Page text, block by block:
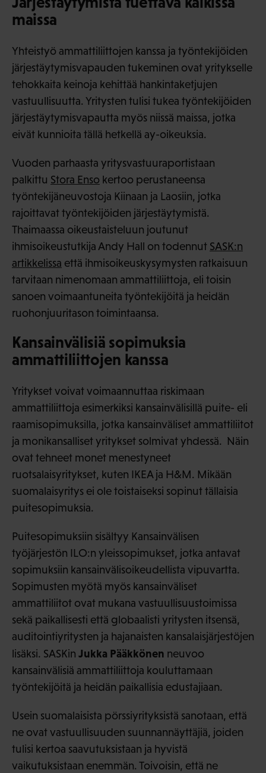
maissa
Yhteistyö ammattiliittojen kanssa ja työntekijöiden
järjestäytymisvapauden tukeminen ovat yritykselle
tehokkaita keinoja kehittää hankintaketjujen
vastuullisuutta. Yritysten tulisi tukea työntekijöiden
järjestäytymisvapautta myös niissä maissa, jotka
eivät kunnioita tällä hetkellä ay-oikeuksia.
Vuoden parhaasta yritysvastuuraportistaan
palkittu Stora Enso kertoo perustaneensa
työntekijäneuvostoja Kiinaan ja Laosiin, jotka
rajoittavat työntekijöiden järjestäytymistä.
Thaimaassa oikeustaisteluun joutunut
ihmisoikeustutkija Andy Hall on todennut SASK:n
artikkelissa että ihmisoikeuskysymysten ratkaisuun
tarvitaan nimenomaan ammattiliittoja, eli toisin
sanoen voimaantuneita työntekijöitä ja heidän
ruohonjuuritason toimintaansa.
Kansainvälisiä sopimuksia
ammattiliittojen kanssa
Yritykset voivat voimaannuttaa riskimaan
ammattiliittoja esimerkiksi kansainvälisillä puite- eli
raamisopimuksilla, jotka kansainväliset ammattiliitot
ja monikansalliset yritykset solmivat yhdessä. Näin
ovat tehneet monet menestyneet
ruotsalaisyritykset, kuten IKEA ja H&M. Mikään
suomalaisyritys ei ole toistaiseksi sopinut tällaisia
puitesopimuksia.
Puitesopimuksiin sisältyy Kansainvälisen
työjärjestön ILO:n yleissopimukset, jotka antavat
sopimuksiin kansainvälisoikeudellista vipuvartta.
Sopimusten myötä myös kansainväliset
ammattiliitot ovat mukana vastuullisuustoimissa
sekä paikallisesti että globaalisti yritysten itsensä,
auditointiyritysten ja hajanaisten kansalaisjärjestöjen
lisäksi. SASKin Jukka Pääkkönen neuvoo
kansainvälisiä ammattiliittoja kouluttamaan
työntekijöitä ja heidän paikallisia edustajiaan.
Usein suomalaisista pörssiyrityksistä sanotaan, että
ne ovat vastuullisuuden suunnannäyttäjiä, joiden
tulisi kertoa saavutuksistaan ja hyvistä
vaikutuksistaan enemmän. Toivoisin, että ne